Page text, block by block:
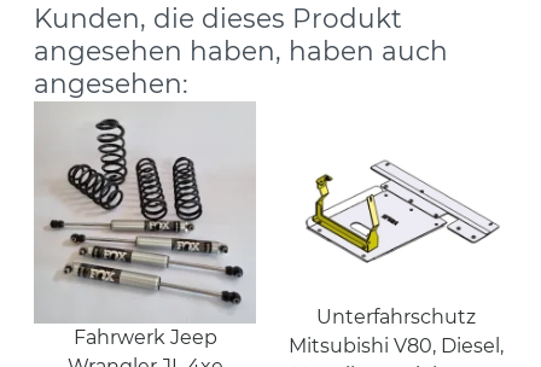
Kunden, die dieses Produkt
angesehen haben, haben auch
angesehen:
Fahrwerk Jeep
Unterfahrschutz
Mitsubishi V80, Diesel,